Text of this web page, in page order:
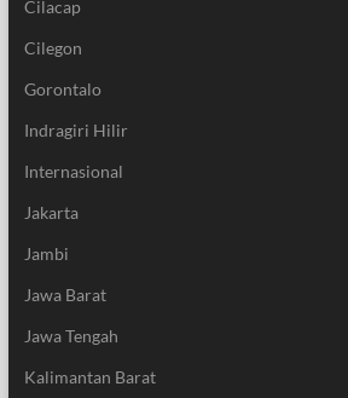
Cilacap
Cilegon
Gorontalo
Indragiri Hilir
Internasional
Jakarta
Jambi
Jawa Barat
Jawa Tengah
Kalimantan Barat